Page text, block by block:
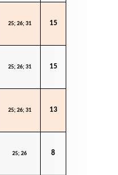
25; 26; 31 15
25; 26; 31 15
25; 26; 31 13
25; 26 8